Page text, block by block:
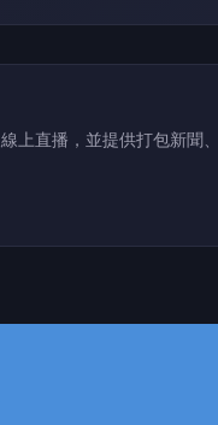
上直播，並提供打包新聞